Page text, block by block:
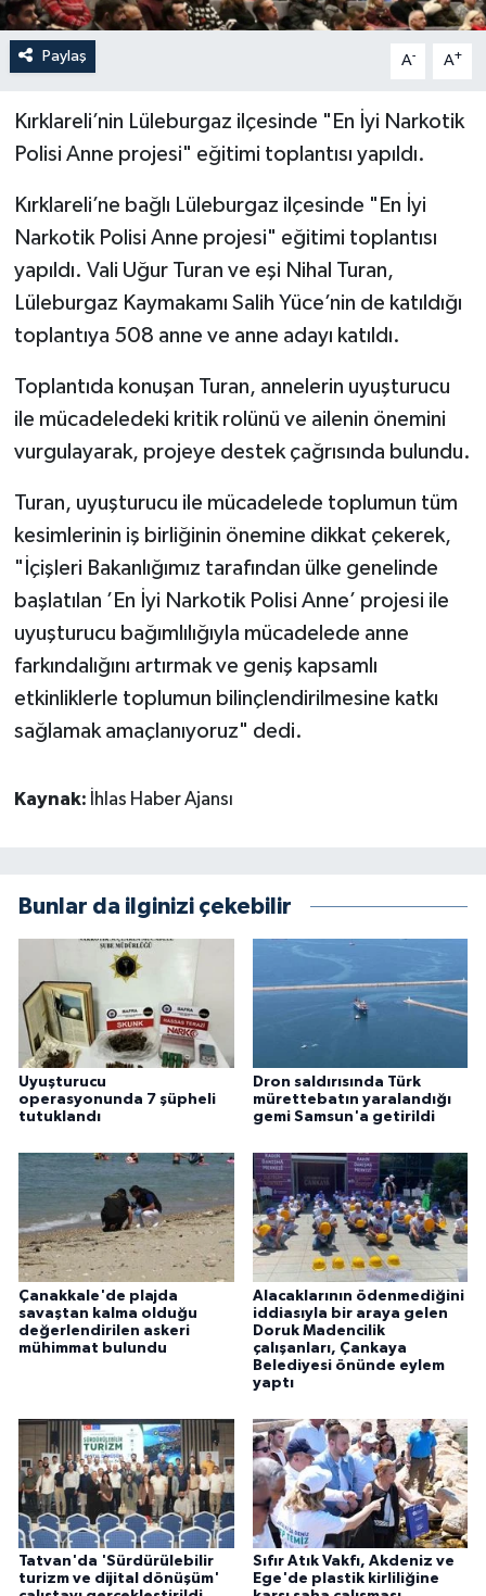
Paylaş A- A+
Kırklareli’nin Lüleburgaz ilçesinde "En İyi Narkotik
Polisi Anne projesi" eğitimi toplantısı yapıldı.
Kırklareli’ne bağlı Lüleburgaz ilçesinde "En İyi
Narkotik Polisi Anne projesi" eğitimi toplantısı
yapıldı. Vali Uğur Turan ve eşi Nihal Turan,
Lüleburgaz Kaymakamı Salih Yüce’nin de katıldığı
toplantıya 508 anne ve anne adayı katıldı.
Toplantıda konuşan Turan, annelerin uyuşturucu
ile mücadeledeki kritik rolünü ve ailenin önemini
vurgulayarak, projeye destek çağrısında bulundu.
Turan, uyuşturucu ile mücadelede toplumun tüm
kesimlerinin iş birliğinin önemine dikkat çekerek,
"İçişleri Bakanlığımız tarafından ülke genelinde
başlatılan ’En İyi Narkotik Polisi Anne’ projesi ile
uyuşturucu bağımlılığıyla mücadelede anne
farkındalığını artırmak ve geniş kapsamlı
etkinliklerle toplumun bilinçlendirilmesine katkı
sağlamak amaçlanıyoruz" dedi.
Kaynak: İhlas Haber Ajansı
Bunlar da ilginizi çekebilir
Uyuşturucu
operasyonunda 7 şüpheli
tutuklandı
Dron saldırısında Türk
mürettebatın yaralandığı
gemi Samsun'a getirildi
Çanakkale'de plajda
savaştan kalma olduğu
değerlendirilen askeri
mühimmat bulundu
Alacaklarının ödenmediğini
iddiasıyla bir araya gelen
Doruk Madencilik
çalışanları, Çankaya
Belediyesi önünde eylem
yaptı
Tatvan'da 'Sürdürülebilir
turizm ve dijital dönüşüm'
Sıfır Atık Vakfı, Akdeniz ve
Ege'de plastik kirliliğine
YAŞAM
Yerel